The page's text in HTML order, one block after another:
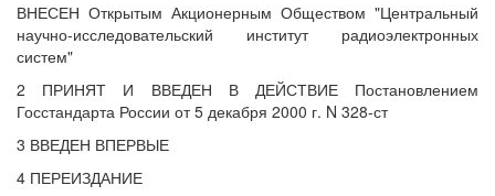
ВНЕСЕН Открытым Акционерным Обществом "Центральный
научно-исследовательский институт радиоэлектронных
систем"
2 ПРИНЯТ И ВВЕДЕН В ДЕЙСТВИЕ Постановлением
Госстандарта России от 5 декабря 2000 г. N 328-ст
3 ВВЕДЕН ВПЕРВЫЕ
4 ПЕРЕИЗДАНИЕ